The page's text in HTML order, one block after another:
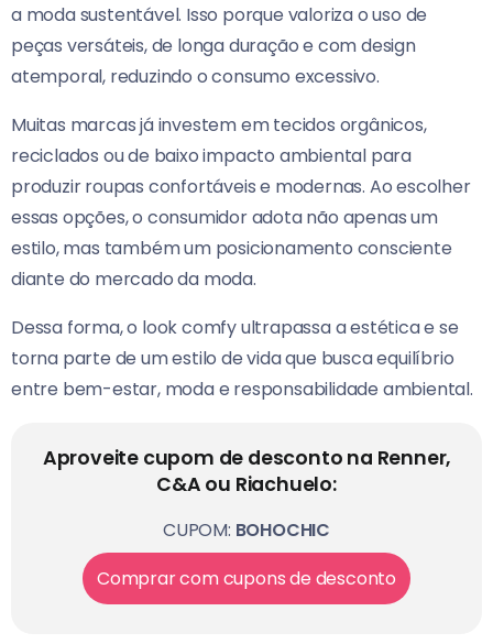
a moda sustentável. Isso porque valoriza o uso de
peças versáteis, de longa duração e com design
atemporal, reduzindo o consumo excessivo.
Muitas marcas já investem em tecidos orgânicos,
reciclados ou de baixo impacto ambiental para
produzir roupas confortáveis e modernas. Ao escolher
essas opções, o consumidor adota não apenas um
estilo, mas também um posicionamento consciente
diante do mercado da moda.
Dessa forma, o look comfy ultrapassa a estética e se
torna parte de um estilo de vida que busca equilíbrio
entre bem-estar, moda e responsabilidade ambiental.
Aproveite cupom de desconto na Renner,
C&A ou Riachuelo:
CUPOM: BOHOCHIC
Comprar com cupons de desconto